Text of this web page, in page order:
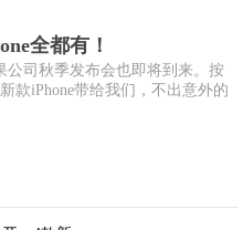
全都有！
公司秋季发布会也即将到来。按
款iPhone带给我们，不出意外的